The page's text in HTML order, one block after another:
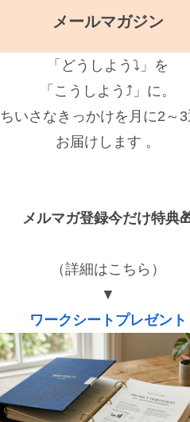
メールマガジン
「どうしよう⤵」を
「こうしよう⤴」に。
ちいさなきっかけを月に2～3
お届けします 。
メルマガ登録今だけ特典
（詳細はこちら）
▼
ワークシートプレゼント